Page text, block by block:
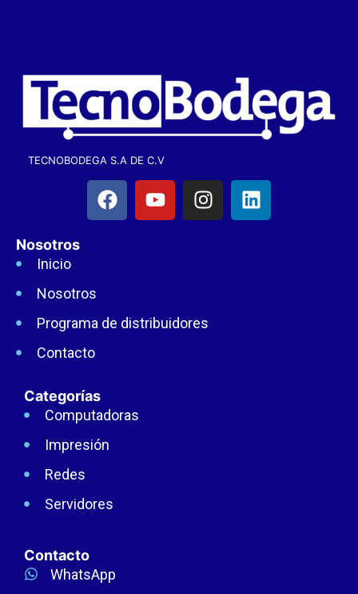
TECNOBODEGA S.A DE C.V
Nosotros
Inicio
Nosotros
Programa de distribuidores
Contacto
Categorías
Computadoras
Impresión
Redes
Servidores
Contacto
WhatsApp